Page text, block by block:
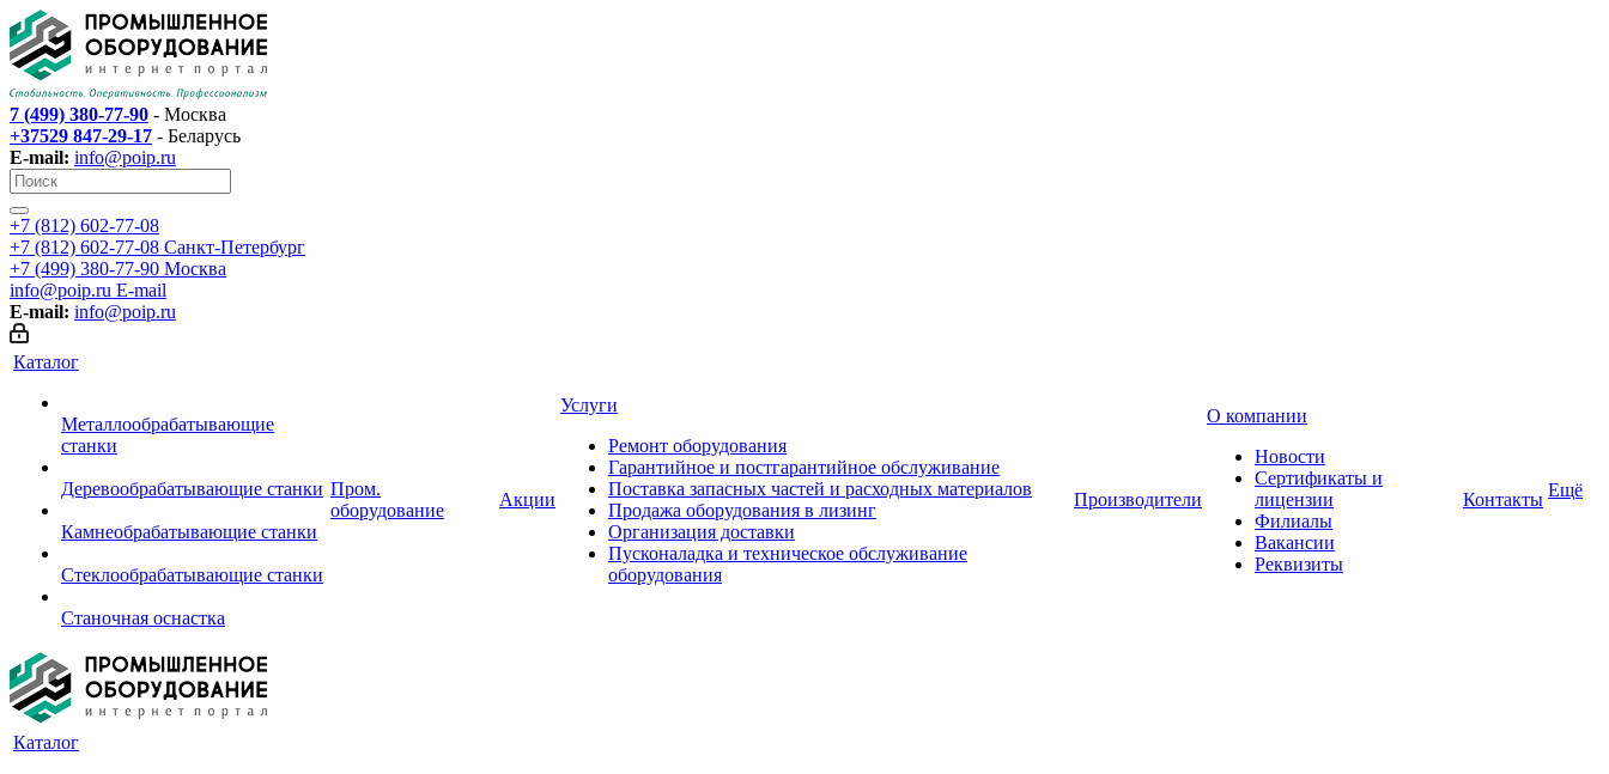
7 (499) 380-77-90 - Москва
+37529 847-29-17 - Беларусь
E-mail: info@poip.ru
+7 (812) 602-77-08
+7 (812) 602-77-08 Санкт-Петербург
+7 (499) 380-77-90 Москва
info@poip.ru E-mail
E-mail: info@poip.ru
Каталог
Металлообрабатывающие
станки
Деревообрабатывающие станки
Камнеобрабатывающие станки
Стеклообрабатывающие станки
Станочная оснастка
Пром.
оборудование
Акции
Услуги
Ремонт оборудования
Гарантийное и постгарантийное обслуживание
Поставка запасных частей и расходных материалов
Продажа оборудования в лизинг
Организация доставки
Пусконаладка и техническое обслуживание
оборудования
Производители
О компании
Новости
Сертификаты и
лицензии
Филиалы
Вакансии
Реквизиты
Контакты Ещё
Каталог